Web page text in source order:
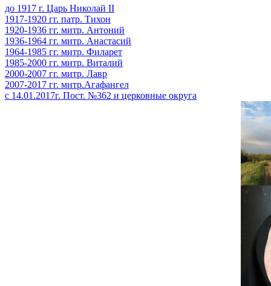
до 1917 г. Царь Николай II
1917-1920 гг. патр. Тихон
1920-1936 гг. митр. Антоний
1936-1964 гг. митр. Анастасий
1964-1985 гг. митр. Филарет
1985-2000 гг. митр. Виталий
2000-2007 гг. митр. Лавр
2007-2017 гг. митр.Агафангел
с 14.01.2017г. Пост. №362 и церковные округа